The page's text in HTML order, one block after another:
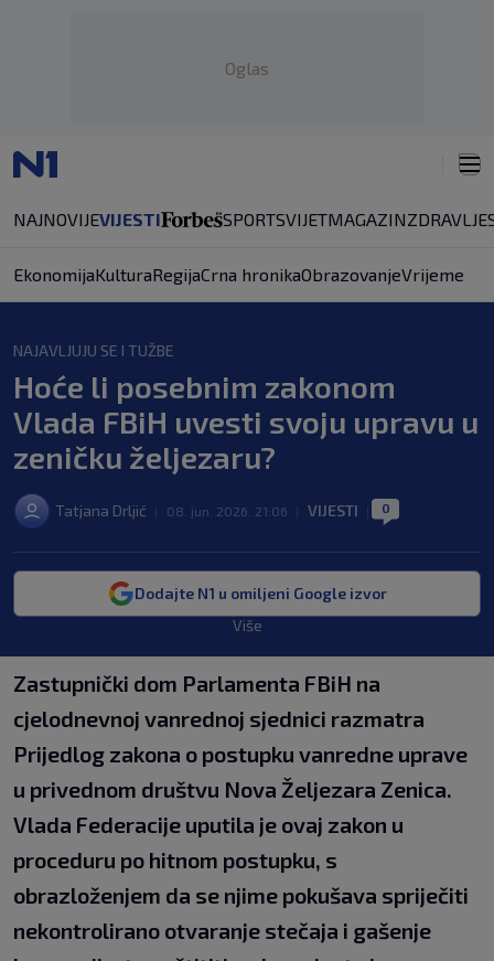
Oglas
NAJNOVIJEVIJESTI SPORTSVIJETMAGAZINZDRAVLJE
EkonomijaKulturaRegijaCrna hronikaObrazovanjeVrijeme
NAJAVLJUJU SE I TUŽBE
Hoće li posebnim zakonom
Vlada FBiH uvesti svoju upravu u
zeničku željezaru?
Tatjana Drljić 08. jun. 2026. 21:06 VIJESTI 0
Dodajte N1 u omiljeni Google izvor
Više
Zastupnički dom Parlamenta FBiH na
cjelodnevnoj vanrednoj sjednici razmatra
Prijedlog zakona o postupku vanredne uprave
u privednom društvu Nova Željezara Zenica.
Vlada Federacije uputila je ovaj zakon u
proceduru po hitnom postupku, s
obrazloženjem da se njime pokušava spriječiti
nekontrolirano otvaranje stečaja i gašenje